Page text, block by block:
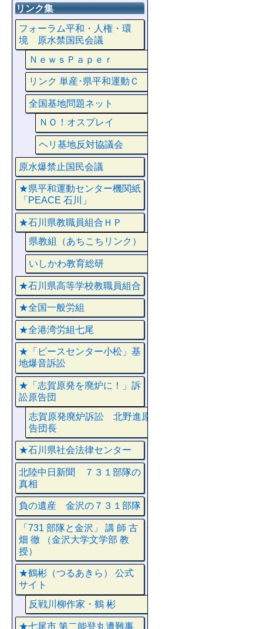
リンク集
フォーラム平和・人権・環
境 原水禁国民会議
ＮｅｗｓＰａｐｅｒ
リンク 単産･県平和運動Ｃ
全国基地問題ネット
ＮＯ！オスプレイ
ヘリ基地反対協議会
原水爆禁止国民会議
★県平和運動センター機関紙
「PEACE 石川」
★石川県教職員組合ＨＰ
県教組（あちこちリンク）
いしかわ教育総研
★石川県高等学校教職員組合
★全国一般労組
★全港湾労組七尾
★「ピースセンター小松」基
地爆音訴訟
★「志賀原発を廃炉に！」訴
訟原告団
志賀原発廃炉訴訟 北野進原
告団長
★石川県社会法律センター
北陸中日新聞 ７３１部隊の
真相
負の遺産 金沢の７３１部隊
「731 部隊と金沢」 講 師 古
畑 徹 （金沢大学文学部 教
授）
★鶴彬（つるあきら） 公式
サイト
反戦川柳作家・鶴 彬
★七尾市 第二能登丸遭難事